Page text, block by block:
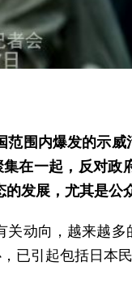
范围内爆发的示
在一起，反对
发展，尤其是公
关动向，越来越
已引起包括日